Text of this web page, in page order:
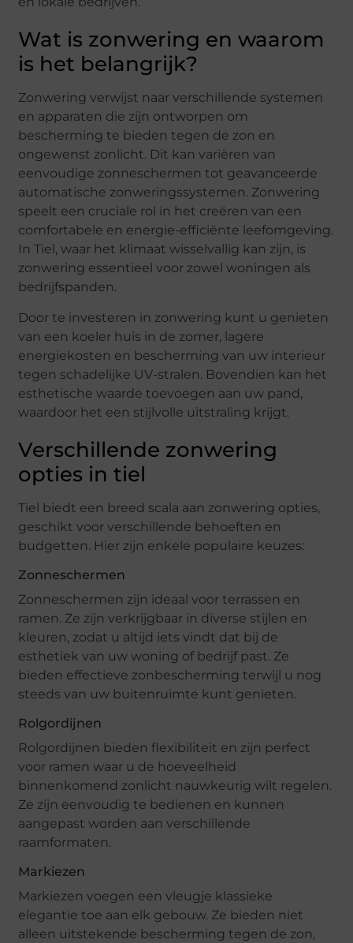
Wat is zonwering en waarom
is het belangrijk?
Zonwering verwijst naar verschillende systemen
en apparaten die zijn ontworpen om
bescherming te bieden tegen de zon en
ongewenst zonlicht. Dit kan variëren van
eenvoudige zonneschermen tot geavanceerde
automatische zonweringssystemen. Zonwering
speelt een cruciale rol in het creëren van een
comfortabele en energie-efficiënte leefomgeving.
In Tiel, waar het klimaat wisselvallig kan zijn, is
zonwering essentieel voor zowel woningen als
bedrijfspanden.
Door te investeren in zonwering kunt u genieten
van een koeler huis in de zomer, lagere
energiekosten en bescherming van uw interieur
tegen schadelijke UV-stralen. Bovendien kan het
esthetische waarde toevoegen aan uw pand,
waardoor het een stijlvolle uitstraling krijgt.
Verschillende zonwering
opties in tiel
Tiel biedt een breed scala aan zonwering opties,
geschikt voor verschillende behoeften en
budgetten. Hier zijn enkele populaire keuzes:
Zonneschermen
Zonneschermen zijn ideaal voor terrassen en
ramen. Ze zijn verkrijgbaar in diverse stijlen en
kleuren, zodat u altijd iets vindt dat bij de
esthetiek van uw woning of bedrijf past. Ze
bieden effectieve zonbescherming terwijl u nog
steeds van uw buitenruimte kunt genieten.
Rolgordijnen
Rolgordijnen bieden flexibiliteit en zijn perfect
voor ramen waar u de hoeveelheid
binnenkomend zonlicht nauwkeurig wilt regelen.
Ze zijn eenvoudig te bedienen en kunnen
aangepast worden aan verschillende
raamformaten.
Markiezen
Markiezen voegen een vleugje klassieke
elegantie toe aan elk gebouw. Ze bieden niet
alleen uitstekende bescherming tegen de zon,